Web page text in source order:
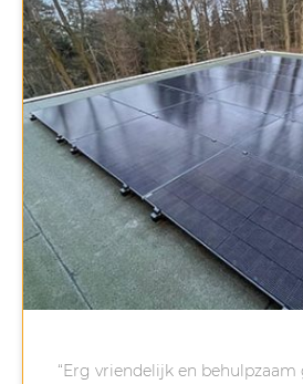
“Erg vriendelijk en